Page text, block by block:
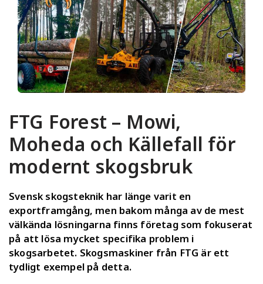
FTG Forest – Mowi,
Moheda och Källefall för
modernt skogsbruk
Svensk skogsteknik har länge varit en
exportframgång, men bakom många av de mest
välkända lösningarna finns företag som fokuserat
på att lösa mycket specifika problem i
skogsarbetet. Skogsmaskiner från FTG är ett
tydligt exempel på detta.